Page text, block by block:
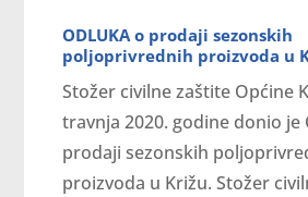
ODLUKA o prodaji sezonskih
poljoprivrednih proizvoda u
Stožer civilne zaštite Općine
travnja 2020. godine donio je
prodaji sezonskih
proizvoda u Križu. Stožer